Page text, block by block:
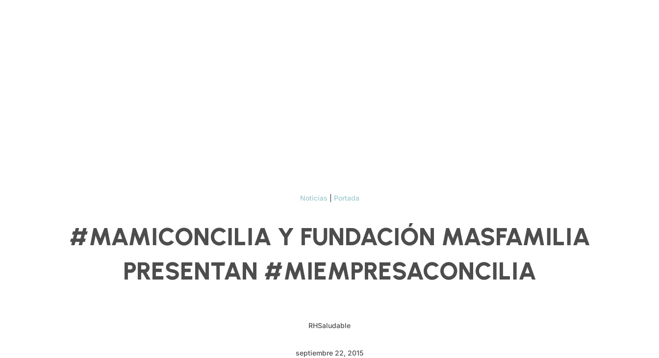
Noticias Portada
#MAMICONCILIA Y FUNDACIÓN MASFAMILIA
PRESENTAN #MIEMPRESACONCILIA
RHSaludable
septiembre 22, 2015